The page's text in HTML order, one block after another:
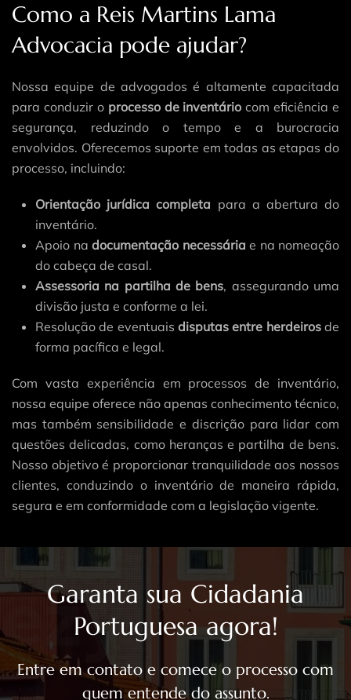
Como a Reis Martins Lama
Advocacia pode ajudar?
Nossa equipe de advogados é altamente capacitada
para conduzir o processo de inventário com eficiência e
segurança, reduzindo o tempo e a burocracia
envolvidos. Oferecemos suporte em todas as etapas do
processo, incluindo:
Orientação jurídica completa para a abertura do
inventário.
Apoio na documentação necessária e na nomeação
do cabeça de casal.
Assessoria na partilha de bens, assegurando uma
divisão justa e conforme a lei.
Resolução de eventuais disputas entre herdeirosde
forma pacífica e legal.
Com vasta experiência em processos de inventário,
nossa equipe oferece não apenas conhecimento técnico,
mas também sensibilidade e discrição para lidar com
questões delicadas, como heranças e partilha de bens.
Nosso objetivo é proporcionar tranquilidade aos nossos
clientes, conduzindo o inventário de maneira rápida,
segura e em conformidade com a legislação vigente.
Garanta sua Cidadania
Portuguesa agora!
Entre em contato e comece o processo com
quem entende do assunto.